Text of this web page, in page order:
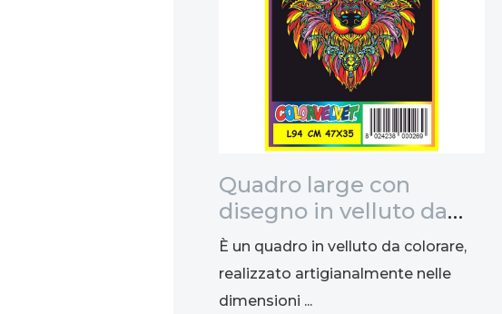
Quadro large con
disegno in velluto da
colorare: Lupo, 47x35cm
È un quadro in velluto da colorare,
realizzato artigianalmente nelle
dimensioni ...